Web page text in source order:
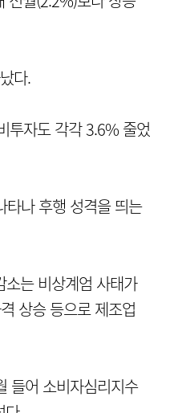
다.
투자도 각각 3.6% 줄었
타나 후행 성격을 띄는
는 비상계엄 사태가
상승 등으로 제조업
들어 소비자심리지수